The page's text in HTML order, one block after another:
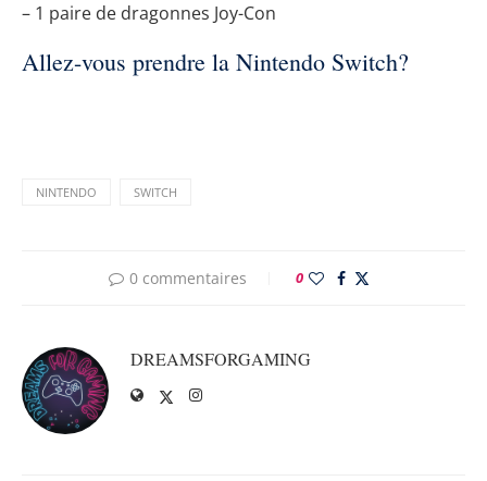
– 1 paire de dragonnes Joy-Con
Allez-vous prendre la Nintendo Switch?
NINTENDO SWITCH
0 commentaires 0
DREAMSFORGAMING